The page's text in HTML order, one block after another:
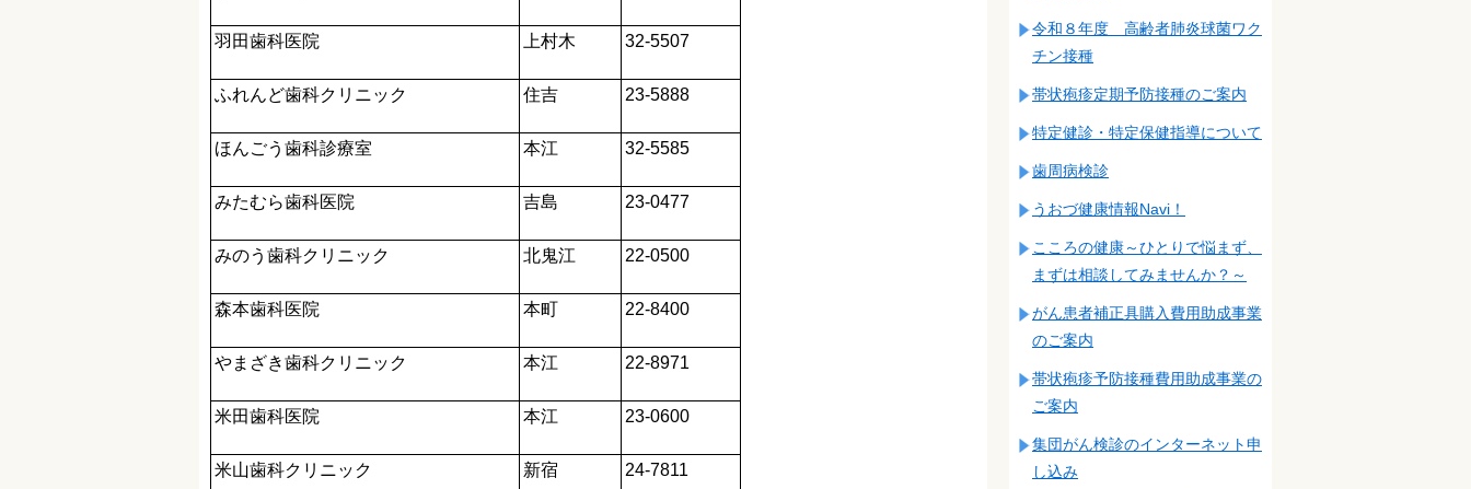
羽田歯科医院 上村木 32-5507
ふれんど歯科クリニック 住吉 23-5888
ほんごう歯科診療室 本江 32-5585
みたむら歯科医院 吉島 23-0477
みのう歯科クリニック 北鬼江 22-0500
森本歯科医院 本町 22-8400
やまざき歯科クリニック 本江 22-8971
米田歯科医院 本江 23-0600
米山歯科クリニック 新宿 24-7811
令和８年度 高齢者肺炎球菌ワク
チン接種
帯状疱疹定期予防接種のご案内
特定健診・特定保健指導について
歯周病検診
うおづ健康情報Navi！
こころの健康～ひとりで悩まず、
まずは相談してみませんか？～
がん患者補正具購入費用助成事業
のご案内
帯状疱疹予防接種費用助成事業の
ご案内
集団がん検診のインターネット申
し込み